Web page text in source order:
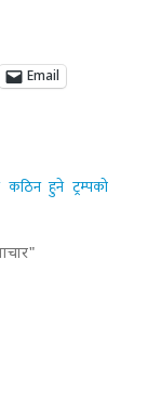
Email
कठिन हुने ट्रम्पको